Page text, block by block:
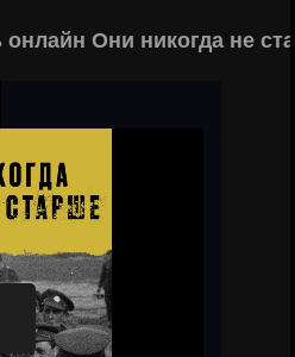
Они никогда не